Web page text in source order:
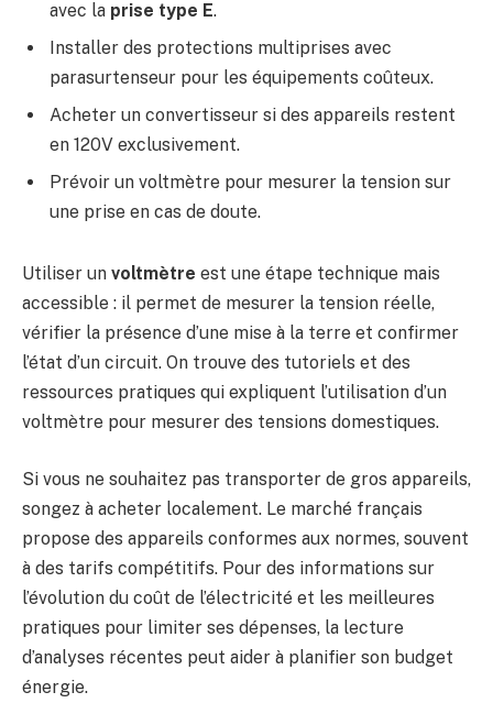
avec la prise type E.
Installer des protections multiprises avec
parasurtenseur pour les équipements coûteux.
Acheter un convertisseur si des appareils restent
en 120V exclusivement.
Prévoir un voltmètre pour mesurer la tension sur
une prise en cas de doute.
Utiliser un voltmètre est une étape technique mais
accessible : il permet de mesurer la tension réelle,
vérifier la présence d’une mise à la terre et confirmer
l’état d’un circuit. On trouve des tutoriels et des
ressources pratiques qui expliquent l’utilisation d’un
voltmètre pour mesurer des tensions domestiques.
Si vous ne souhaitez pas transporter de gros appareils,
songez à acheter localement. Le marché français
propose des appareils conformes aux normes, souvent
à des tarifs compétitifs. Pour des informations sur
l’évolution du coût de l’électricité et les meilleures
pratiques pour limiter ses dépenses, la lecture
d’analyses récentes peut aider à planifier son budget
énergie.